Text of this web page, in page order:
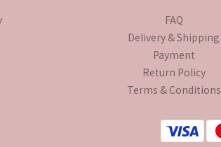
FAQ
Delivery & Shipping
Payment
Return Policy
Terms & Conditions